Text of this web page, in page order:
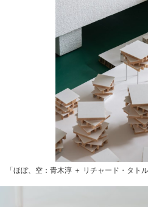
「ほぼ、空：青木淳 ＋ リチャード・タト